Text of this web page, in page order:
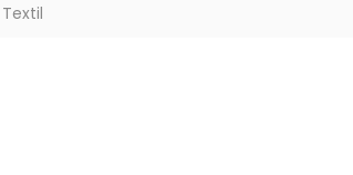
Textil